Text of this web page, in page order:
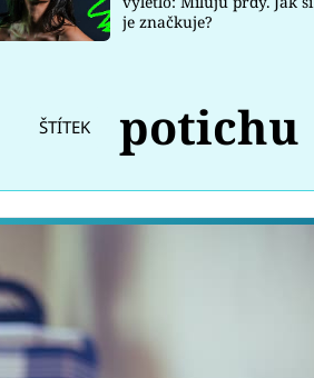
je značkuje?
ŠTÍTEK potichu